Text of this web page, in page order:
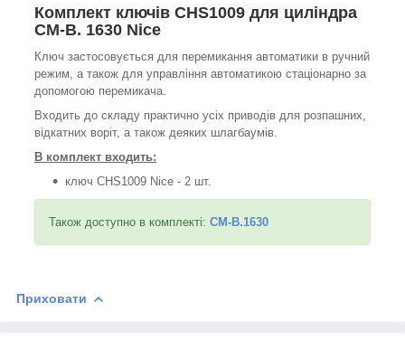
Комплект ключів CHS1009 для циліндра
CM-B. 1630 Nice
Ключ застосовується для перемикання автоматики в ручний
режим, а також для управління автоматикою стаціонарно за
допомогою перемикача.
Входить до складу практично усіх приводів для розпашних,
відкатних воріт, а також деяких шлагбаумів.
В комплект входить:
ключ CHS1009 Nice - 2 шт.
Також доступно в комплекті: CM-B.1630
Приховати